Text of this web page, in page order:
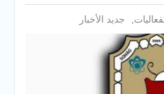
جديد الأخبار